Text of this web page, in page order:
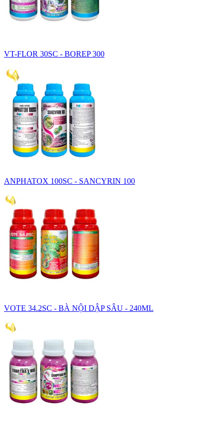
VT-FLOR 30SC - BOREP 300
ANPHATOX 100SC - SANCYRIN 100
VOTE 34.2SC - BÀ NỘI DẬP SÂU - 240ML